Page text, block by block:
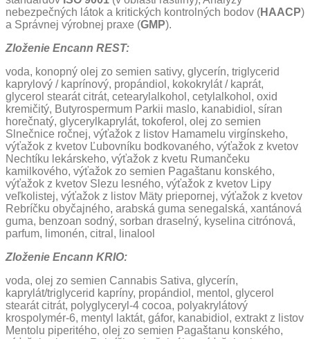
nebezpečných látok a kritických kontrolných bodov ( HAACP)
a Správnej výrobnej praxe (GMP).
Zloženie Encann REST:
voda, konopný olej zo semien sativy, glycerín, triglycerid
kaprylový / kaprínový, propándiol, kokokrylát / kaprát,
glycerol stearát citrát, cetearylalkohol, cetylalkohol, oxid
kremičitý, Butyrospermum Parkii maslo, kanabidiol, síran
horečnatý, glycerylkaprylát, tokoferol, olej zo semien
Slnečnice ročnej, výťažok z listov Hamamelu virgínskeho,
výťažok z kvetov Ľubovníku bodkovaného, výťažok z kvetov
Nechtíku lekárskeho, výťažok z kvetu Rumančeku
kamilkového, výťažok zo semien Pagaštanu konského,
výťažok z kvetov Slezu lesného, výťažok z kvetov Lipy
veľkolistej, výťažok z listov Mäty priepornej, výťažok z kvetov
Rebríčku obyčajného, arabská guma senegalská, xantánová
guma, benzoan sodný, sorban draselný, kyselina citrónová,
parfum, limonén, citral, linalool
Zloženie Encann KRIO:
voda, olej zo semien Cannabis Sativa, glycerín,
kaprylát/triglycerid kapríny, propándiol, mentol, glycerol
stearát citrát, polyglyceryl-4 cocoa, polyakrylátový
krospolymér-6, mentyl laktát, gáfor, kanabidiol, extrakt z listov
Mentolu piperitého, olej zo semien Pagaštanu konského,